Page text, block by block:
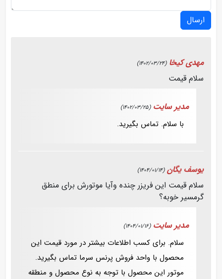
ارسال
مهدی کیخا (1402/03/24)
سلام قیمت
مدیر سایت (1402/03/25)
با سلام. تماس بگیرید.
یوسف یگان (1404/01/14)
سلام قیمت این فریزر چنده وآیا موتورش برای منطق
گرمسیر خوبه؟
مدیر سایت (1404/01/16)
سلام. برای کسب اطلاعات بیشتر در مورد قیمت این
محصول با واحد فروش پرنس سرما تماس بگیرید.
موتور این محصول با توجه به نوع محصول و منطقه